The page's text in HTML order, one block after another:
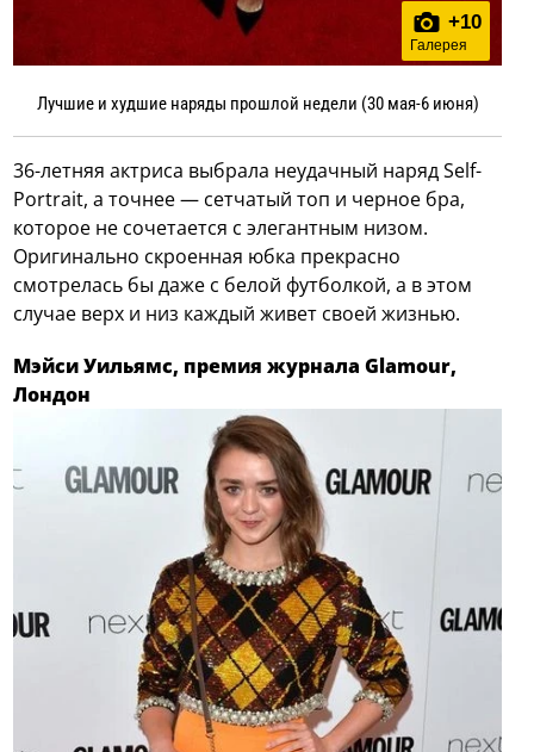
+10
Галерея
Лучшие и худшие наряды прошлой недели (30 мая-6 июня)
36-летняя актриса выбрала неудачный наряд Self-
Portrait, а точнее — сетчатый топ и черное бра,
которое не сочетается с элегантным низом.
Оригинально скроенная юбка прекрасно
смотрелась бы даже с белой футболкой, а в этом
случае верх и низ каждый живет своей жизнью.
Мэйси Уильямс, премия журнала Glamour,
Лондон